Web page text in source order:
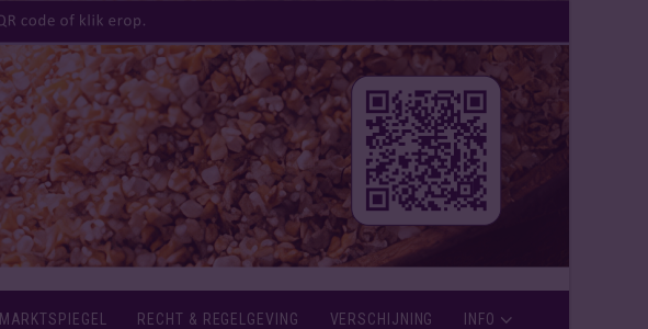
MARKTSPIEGEL RECHT & REGELGEVING VERSCHIJNING INFO